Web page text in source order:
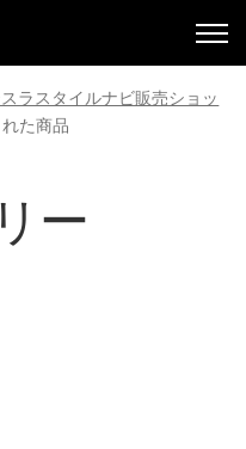
ラスタイルナビ販売ショッ
た商品
ー